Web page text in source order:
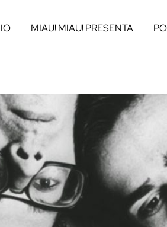
MIAU! MIAU! PRESENTA